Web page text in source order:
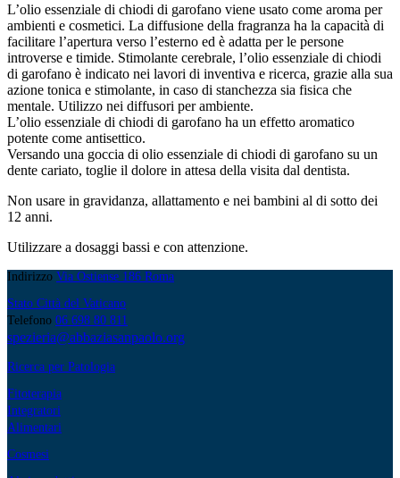
L’olio essenziale di chiodi di garofano viene usato come aroma per
ambienti e cosmetici. La diffusione della fragranza ha la capacità di
facilitare l’apertura verso l’esterno ed è adatta per le persone
introverse e timide. Stimolante cerebrale, l’olio essenziale di chiodi
di garofano è indicato nei lavori di inventiva e ricerca, grazie alla sua
azione tonica e stimolante, in caso di stanchezza sia fisica che
mentale. Utilizzo nei diffusori per ambiente.
L’olio essenziale di chiodi di garofano ha un effetto aromatico
potente come antisettico.
Versando una goccia di olio essenziale di chiodi di garofano su un
dente cariato, toglie il dolore in attesa della visita dal dentista.
Non usare in gravidanza, allattamento e nei bambini al di sotto dei
12 anni.
Utilizzare a dosaggi bassi e con attenzione.
Indirizzo Via Ostiense 186 Roma
Stato Città del Vaticano
Telefono 06 698 80 811
spezieria@abbaziasanpaolo.org
Ricerca per Patologia
Fitoterapia
Integratori
Alimentari
Cosmesi